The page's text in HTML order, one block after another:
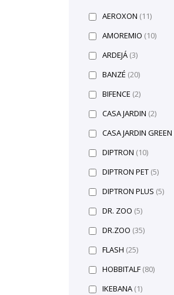
AEROXON (11)
AMOREMIO (10)
ARDEJÁ (3)
BANZÉ (20)
BIFENCE (2)
CASA JARDIN (2)
CASA JARDIN GREEN
DIPTRON (10)
DIPTRON PET (5)
DIPTRON PLUS (5)
DR. ZOO (5)
DR.ZOO (35)
FLASH (25)
HOBBITALF (80)
IKEBANA (1)